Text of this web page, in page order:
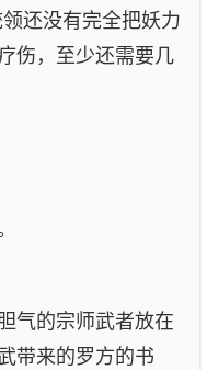
还没有完全把妖力
伤，至少还需要几
气的宗师武者放在
带来的罗方的书